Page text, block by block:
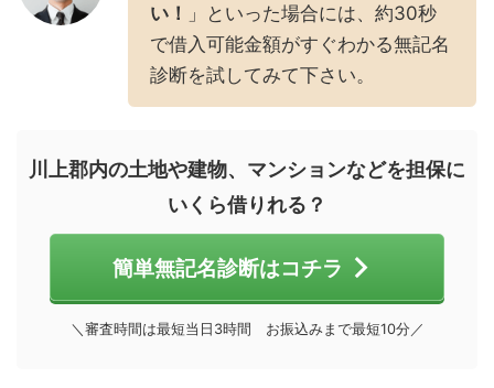
い！
」といった場合には、約30秒
で借入可能金額がすぐわかる無記名
診断を試してみて下さい。
川上郡内の土地や建物、マンションなどを担保に
いくら借りれる？
簡単無記名診断はコチラ
＼審査時間は最短当日3時間 お振込みまで最短10分／